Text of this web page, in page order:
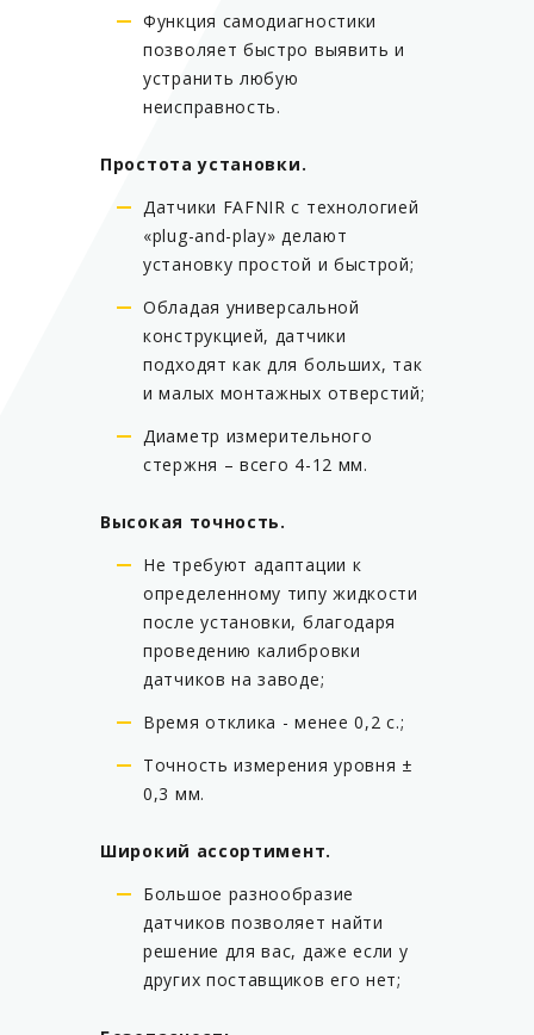
Функция самодиагностики
позволяет быстро выявить и
устранить любую
неисправность.
Простота установки.
Датчики FAFNIR с технологией
«plug-and-play» делают
установку простой и быстрой;
Обладая универсальной
конструкцией, датчики
подходят как для больших, так
и малых монтажных отверстий;
Диаметр измерительного
стержня – всего 4-12 мм.
Высокая точность.
Не требуют адаптации к
определенному типу жидкости
после установки, благодаря
проведению калибровки
датчиков на заводе;
Время отклика - менее 0,2 с.;
Точность измерения уровня ±
0,3 мм.
Широкий ассортимент.
Большое разнообразие
датчиков позволяет найти
решение для вас, даже если у
других поставщиков его нет;